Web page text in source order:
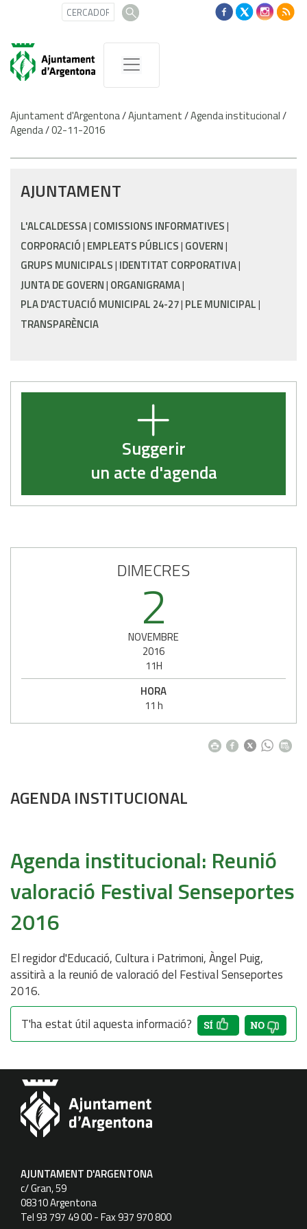
Ajuntament d'Argentona/Ajuntament/Agenda institucional/
Agenda/02-11-2016
AJUNTAMENT
L'ALCALDESSA COMISSIONS INFORMATIVES
CORPORACIÓ EMPLEATS PÚBLICS GOVERN
GRUPS MUNICIPALS IDENTITAT CORPORATIVA
JUNTA DE GOVERN ORGANIGRAMA
PLA D'ACTUACIÓ MUNICIPAL 24-27 PLE MUNICIPAL
TRANSPARÈNCIA
Suggerir
un acte d'agenda
AGENDA INSTITUCIONAL
Agenda institucional: Reunió
valoració Festival Senseportes
2016
El regidor d'Educació, Cultura i Patrimoni, Àngel Puig,
assitirà a la reunió de valoració del Festival Senseportes
2016.
T'ha estat útil aquesta informació?
DIMECRES
2
NOVEMBRE
2016
11H
HORA
11 h
AJUNTAMENT D'ARGENTONA
c/ Gran, 59
08310 Argentona
Tel 93 797 49 00 - Fax 937 970 800